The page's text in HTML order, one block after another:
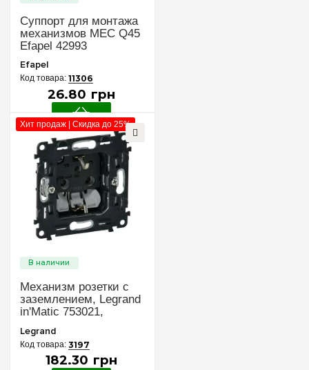
Суппорт для монтажа
механизмов MEC Q45
Efapel 42993
Efapel
11306
26.80 грн
Хит продаж | Скидка до 25%
Механизм розетки с
заземлением, Legrand
in'Matic 753021,
клеммы
Legrand
3197
182.30 грн